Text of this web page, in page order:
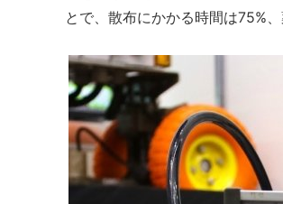
とで、散布にかかる時間は75%